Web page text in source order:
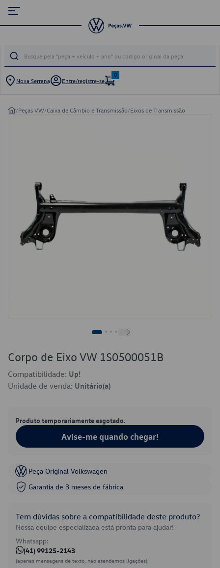
Nova Serrana Entre/registre-se
0
/Peças VW/Caixa de Câmbio e Transmissão/Eixos de Transmissão
Corpo de Eixo VW 1S0500051B
Compatibilidade: Up!
Unidade de venda: Unitário(a)
Produto temporariamente esgotado.
Avise-me quando chegar!
Peça Original Volkswagen
Garantia de 3 meses de fábrica
Tem dúvidas sobre a compatibilidade deste produto?
Nossa equipe especializada está pronta para ajudar!
Whatsapp:
(41) 99125-2143
(apenas mensagens de texto, não atendemos ligações)